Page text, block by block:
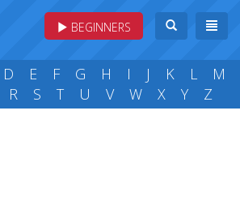
BEGINNERS
D E F G H I J K L
M
R S T U V W X Y Z